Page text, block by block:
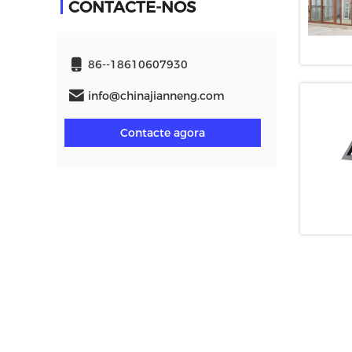
CONTACTE-NOS
86--18610607930
info@chinajianneng.com
Contacte agora